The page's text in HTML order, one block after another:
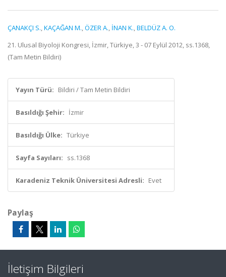
ÇANAKÇI S.,KAÇAĞAN M.,ÖZER A., İNAN K.,BELDÜZ A. O.
21. Ulusal Biyoloji Kongresi, İzmir, Türkiye, 3 - 07 Eylül 2012, ss.1368,
(Tam Metin Bildiri)
Yayın Türü: Bildiri / Tam Metin Bildiri
Basıldığı Şehir: İzmir
Basıldığı Ülke: Türkiye
Sayfa Sayıları: ss.1368
Karadeniz Teknik Üniversitesi Adresli: Evet
Paylaş
İletişim Bilgileri